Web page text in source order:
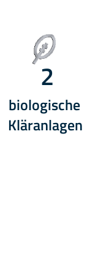
2
biologische
Kläranlagen